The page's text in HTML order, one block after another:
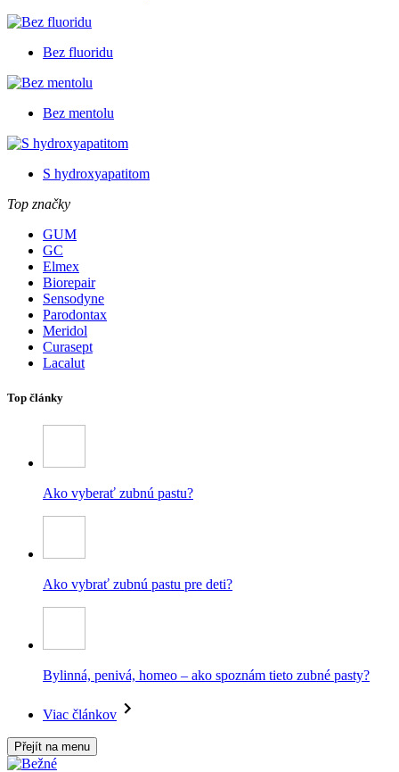
Bez fluoridu
Bez mentolu
S hydroxyapatitom
Top značky
GUM
GC
Elmex
Biorepair
Sensodyne
Parodontax
Meridol
Curasept
Lacalut
Top články
Ako vyberať zubnú pastu?
Ako vybrať zubnú pastu pre deti?
Bylinná, penivá, homeo – ako spoznám tieto zubné pasty?
Viac článkov
Přejít na menu